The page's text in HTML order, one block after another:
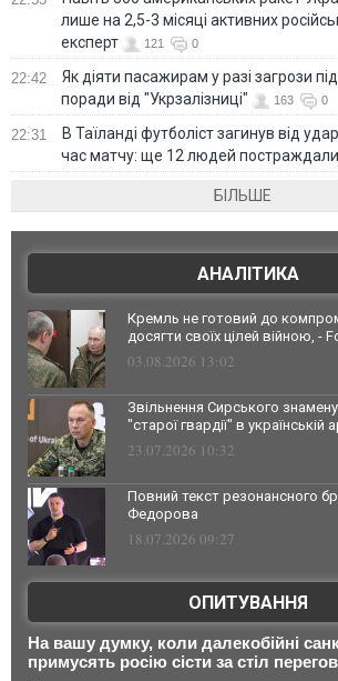
лише на 2,5-3 місяці активних
експерт
121 0
22:42
Як діяти пасажирам у разі загрози
поради від "Укрзалізниці"
163 0
22:31
В Таїланді футболіст загинув від
час матчу: ще 12 людей
БІЛЬШЕ
АНАЛІТИКА
Кремль не готовий до
досягти своїх цілей війною, -
03.08.2026 13:02
Звільнення Сирського
"старої гвардії" в українській
23.07.2026 10:32
Повний текст резонансного
Федорова
18.07.2026 09:27
ОПИТУВАННЯ
На вашу думку, коли далекобійні
примусять росію сісти за стіл